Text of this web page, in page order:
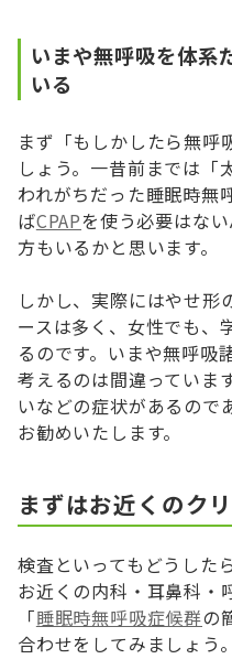
いまや無呼吸を体系
いる
まず「もしかしたら無呼
しょう。一昔前までは「
われがちだった睡眠時無
ばCPAPを使う必要はな
方もいるかと思います。
しかし、実際にはやせ形
ースは多く、女性でも、
るのです。いまや無呼吸
考えるのは間違っていま
いなどの症状があるので
お勧めいたします。
まずはお近くのク
検査といってもどうした
お近くの内科・耳鼻科・
「睡眠時無呼吸症候群の
合わせをしてみましょう。